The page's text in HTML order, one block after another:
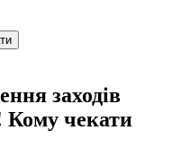
заходів
Кому чекати